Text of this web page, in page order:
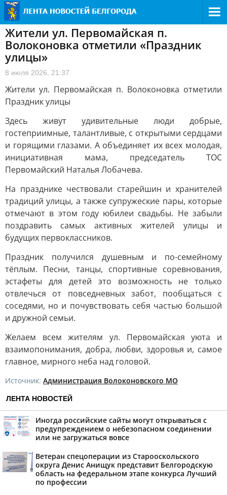
Жители ул. Первомайская п.
Волоконовка отметили «Праздник
улицы»
8 июля 2026, 21:37
Жители ул. Первомайская п. Волоконовка отметили
Праздник улицы
Здесь живут удивительные люди добрые,
гостеприимные, талантливые, с открытыми сердцами
и горящими глазами. А объединяет их всех молодая,
инициативная мама, председатель ТОС
Первомайский Наталья Лобачева.
На празднике чествовали старейшин и хранителей
традиций улицы, а также супружеские пары, которые
отмечают в этом году юбилеи свадьбы. Не забыли
поздравить самых активных жителей улицы и
будущих первоклассников.
Праздник получился душевным и по-семейному
тёплым. Песни, танцы, спортивные соревнования,
эстафеты для детей это возможность не только
отвлечься от повседневных забот, пообщаться с
соседями, но и почувствовать себя частью большой
и дружной семьи.
Желаем всем жителям ул. Первомайская уюта и
взаимопонимания, добра, любви, здоровья и, самое
главное, мирного неба над головой.
Источник: Администрация Волоконовского МО
ЛЕНТА НОВОСТЕЙ
Иногда российские сайты могут открываться с
предупреждением о небезопасном соединении
или не загружаться вовсе
Ветеран спецоперации из Старооскольского
округа Денис Анищук представит Белгородскую
область на федеральном этапе конкурса Лучший
по профессии